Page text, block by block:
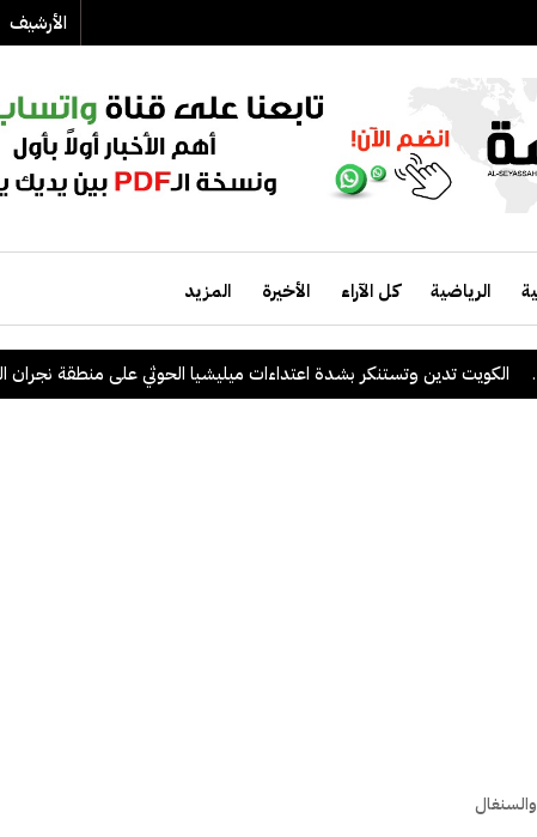
الأرشيف
الرياضية كل الآراء الأخيرة المزيد
تدين وتستنكر بشدة اعتداءات ميليشيا الحوثي على منطقة نجران السعودية